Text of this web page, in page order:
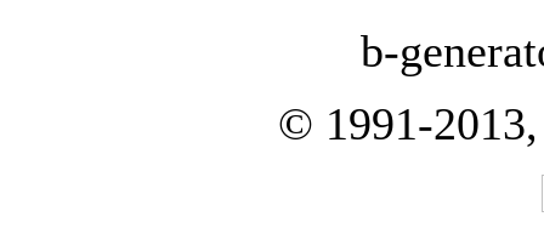
b-
© 1991-